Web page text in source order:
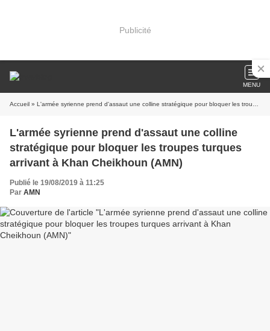
Publicité
MENU
Accueil » L'armée syrienne prend d'assaut une colline stratégique pour bloquer les troupes turques arrivant à Khan Cheikhoun (AMN)
L'armée syrienne prend d'assaut une colline
stratégique pour bloquer les troupes turques
arrivant à Khan Cheikhoun (AMN)
Publié le 19/08/2019 à 11:25
Par AMN